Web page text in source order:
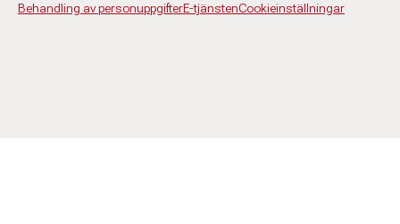
Behandling av personuppgifterE-tjänstenCookieinställningar